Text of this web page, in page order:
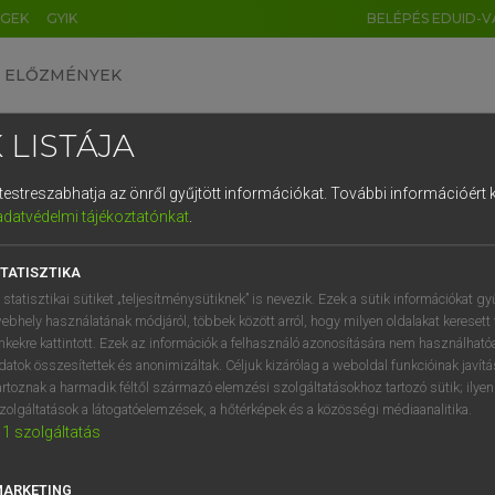
GYIK BELÉPÉS EDUID-
ELŐZMÉNYEK
nagyszótár
VAN ELŐFIZETÉSED?
megtekintéséhez.
LISTÁJA
az önről gyűjtött információkat. További információért
tájékoztatónkat.
statisztikai sütiket „teljesítménysütiknek” is nevezik. Ezek a sütik információkat
használatának módjáról, többek között arról, hogy milyen oldalakat keresett
kattintott. Ezek az információk a felhasználó azonosítására nem
összesítettek és anonimizáltak. Céljuk kizárólag a weboldal funkcióinak
a harmadik féltől származó elemzési szolgáltatásokhoz tartozó sütik;
a látogatóelemzések, a hőtérképek és a közösségi médiaanalitika.
1 szolgáltatás
DE CN FR ES IT NL
1 2 3 4 5 6 7 8 9
q w e r t z u i
a s d f g h j k l é
í y x c v b n m , .